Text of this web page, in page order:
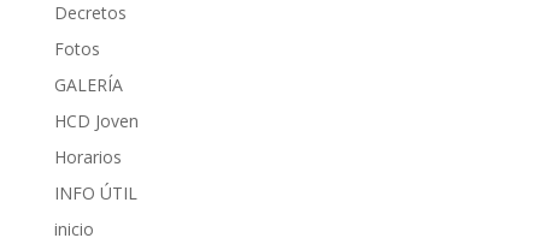
Decretos
Fotos
GALERÍA
HCD Joven
Horarios
INFO ÚTIL
inicio